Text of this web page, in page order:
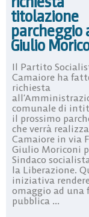
titolazione
parcheggio
Giulio
Il Partito
Camaiore ha
richiesta
comunale di
il prossimo
che verrà
Camaiore in via
Giulio Moriconi
Sindaco
la Liberazione.
iniziativa
omaggio ad una
pubblica ...